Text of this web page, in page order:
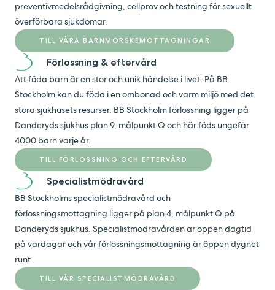
preventivmedelsrådgivning, cellprov och testning för sexuellt
överförbara sjukdomar.
TILL VÅRA BARNMORSKEMOTTAGNINGAR
Förlossning & eftervård
Att föda barn är en stor och unik händelse i livet. På BB
Stockholm kan du föda i en ombonad och varm miljö med det
stora sjukhusets resurser. BB Stockholm förlossning ligger på
Danderyds sjukhus plan 9, målpunkt Q och här föds ungefär
4000 barn varje år.
TILL FÖRLOSSNING OCH EFTERVÅRD
Specialistmödravård
BB Stockholms specialistmödravård och
förlossningsmottagning ligger på plan 4, målpunkt Q på
Danderyds sjukhus. Specialistmödravården är öppen dagtid
på vardagar och vår förlossningsmottagning är öppen dygnet
runt.
TILL VÅR SPECIALISTMÖDRAVÅRD